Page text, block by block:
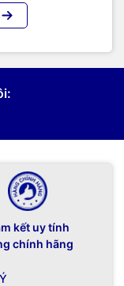
kết uy tính
chính hãng